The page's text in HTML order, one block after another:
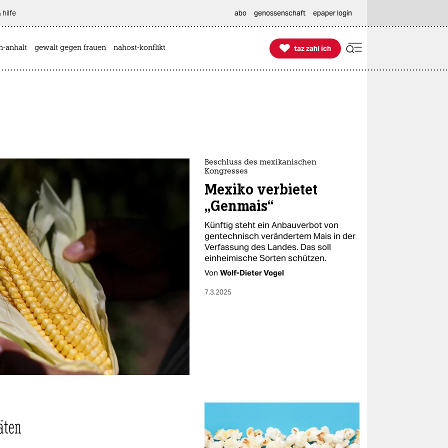
hilfe abo genossenschaft epaper login
anhalt gewalt gegen frauen nahost-konflikt 
taz zahl ich
taz zahl ich
Beschluss des mexikanischen
Kongresses
Mexiko verbietet
„Genmais“
Künftig steht ein Anbauverbot von
gentechnisch verändertem Mais in der
Verfassung des Landes. Das soll
einheimische Sorten schützen.
Von Wolf-Dieter Vogel
7.3.2025